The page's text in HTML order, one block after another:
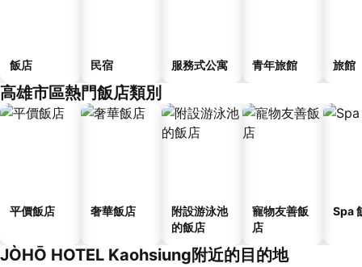
飯店 民宿 服務式公寓 青年旅館 旅館
高雄市區熱門飯店類別
平價飯店 奢華飯店
附設游泳池
的飯店
寵物友善飯
店
Spa
JÒHŌ HOTEL Kaohsiung附近的目的地